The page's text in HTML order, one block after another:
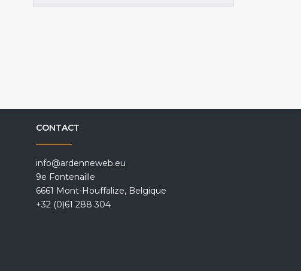
CONTACT
info@ardenneweb.eu
9e Fontenaille
6661 Mont-Houffalize, Belgique
+32 (0)61 288 304